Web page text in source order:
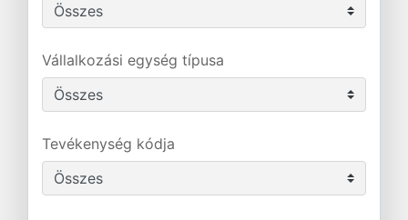
Vállalkozási egység típusa
Tevékenység kódja